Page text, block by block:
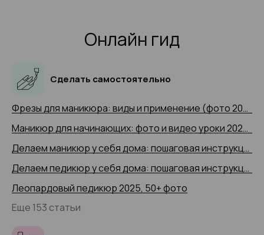
Онлайн гид
Сделать самостоятельно
Фрезы для маникюра: виды и применение (фото 2025 и видео-примеры)
Маникюр для начинающих: фото и видео уроки 2025 года
Делаем маникюр у себя дома: пошаговая инструкция 2025 (+ видео)
Делаем педикюр у себя дома: пошаговая инструкция 2025 года с 50+ фото
Леопардовый педикюр 2025, 50+ фото
Еще 153 статьи